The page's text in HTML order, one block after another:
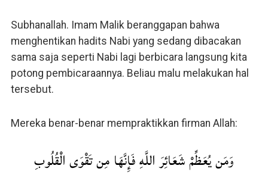
Subhanallah. Imam Malik beranggapan bahwa
menghentikan hadits Nabi yang sedang dibacakan
sama saja seperti Nabi lagi berbicara langsung kita
potong pembicaraannya. Beliau malu melakukan hal
tersebut.
Mereka benar-benar mempraktikkan firman Allah:
وَمَن يُعَظِّمْ شَعَائِرَ اللَّهِ فَإِنَّهَا مِن تَقْوَى الْقُلُوبِ